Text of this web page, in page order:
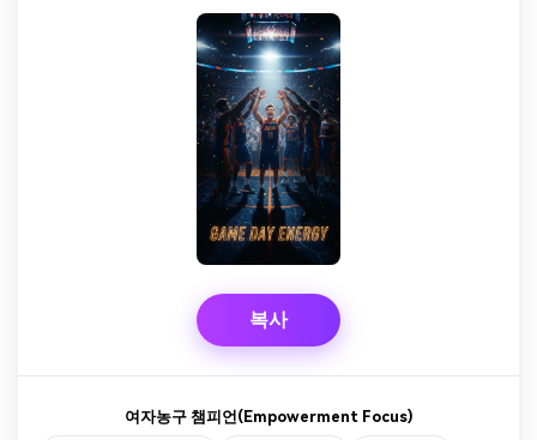
복사
여자농구 챔피언(Empowerment Focus)